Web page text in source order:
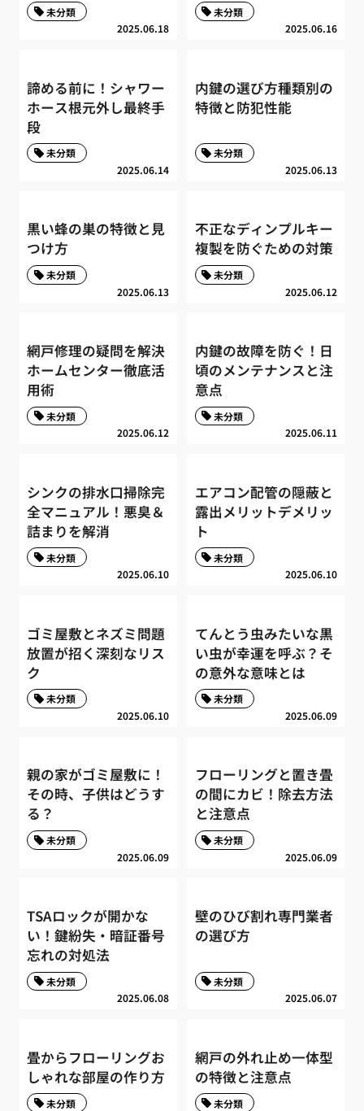
2025.06.18
未分類
2025.06.16
未分類
諦める前に！シャワー
ホース根元外し最終手
段
2025.06.14
未分類
内鍵の選び方種類別の
特徴と防犯性能
2025.06.13
未分類
黒い蜂の巣の特徴と見
つけ方
2025.06.13
未分類
不正なディンプルキー
複製を防ぐための対策
2025.06.12
未分類
網戸修理の疑問を解決
ホームセンター徹底活
用術
2025.06.12
未分類
内鍵の故障を防ぐ！日
頃のメンテナンスと注
意点
2025.06.11
未分類
シンクの排水口掃除完
全マニュアル！悪臭＆
詰まりを解消
2025.06.10
未分類
エアコン配管の隠蔽と
露出メリットデメリッ
ト
2025.06.10
未分類
ゴミ屋敷とネズミ問題
放置が招く深刻なリス
ク
2025.06.10
未分類
てんとう虫みたいな黒
い虫が幸運を呼ぶ？そ
の意外な意味とは
2025.06.09
未分類
親の家がゴミ屋敷に！
その時、子供はどうす
る？
2025.06.09
未分類
フローリングと置き畳
の間にカビ！除去方法
と注意点
2025.06.09
未分類
TSAロックが開かな
い！鍵紛失・暗証番号
忘れの対処法
2025.06.08
未分類
壁のひび割れ専門業者
の選び方
2025.06.07
未分類
畳からフローリングお
しゃれな部屋の作り方
未分類
網戸の外れ止め一体型
の特徴と注意点
未分類